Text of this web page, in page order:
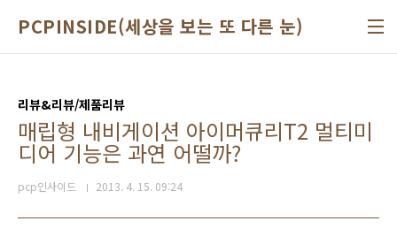
PCPINSIDE(세상을 보는 또 다른 눈)
리뷰&리뷰/제품리뷰
매립형 내비게이션 아이머큐리T2 멀티미
디어 기능은 과연 어떨까?
pcp인사이드 2013. 4. 15. 09:24